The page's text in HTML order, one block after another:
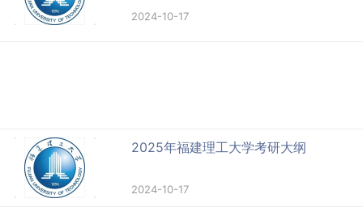
2024-10-17
2025年福建理工大学考研大纲
2024-10-17